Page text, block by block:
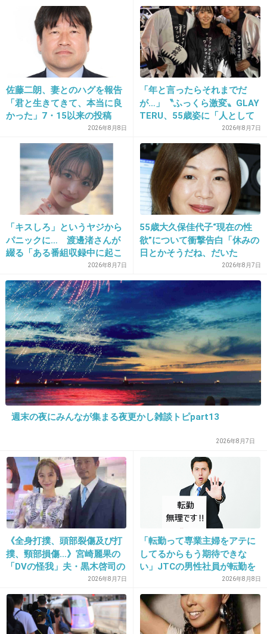
2013/06/20(木) 14:30:32
((((；ﾟДﾟ))))ｶﾞｸｶﾞｸ
これ、載せちゃいけないやつだ(怖)
+89 -9
11. 匿名2013/06/20(木) 14:30:44
脚も折り曲げてるから乙武さんみたいに見える(^_^;)
+16
12. 匿名2013/06/20(木) 14:31:12
アカン
+31 -5
13. 匿名2013/06/20(木) 14:31:12
うのさんファッションリーダーだからこのくらい朝飯前なんじゃないの？
-42
14. 匿名2013/06/20(木) 14:31:29
やっぱり年だわ
2013/06/20(木) 14:31:30
たまたま、こうゆう写真になったんでしょ
+220 -10
佐藤二朗、妻とのハグを報告
「君と生きてきて、本当に良
かった」7・15以来の投稿
「文〇砲より遥かに威力は弱
いが…」
2026年8月8日
「年と言ったらそれまでだ
が…」〝ふっくら激変〟GLAY
TERU、55歳姿に「人として
好きすぎる」「TERUさんに
は見えない」「分からなかっ
た」
2026年8月7日
「キスしろ」というヤジから
パニックに… 渡邊渚さんが
綴る「ある番組収録中に起こ
ったフラッシュバック」2026年8月7日
55歳大久保佳代子“現在の性
欲”について衝撃告白「休みの
日とかそうだね、だいた
2026年8月7日
週末の夜にみんなが集まる夜更かし雑談トピpart13
2026年8月7日
《全身打撲、頭部裂傷及び打
撲、頸部損傷…》宮崎麗果の
「DVの怪我」夫・黒木啓司の
逮捕で始まる「夫婦の闘争」
2026年8月7日
「転勤って専業主婦をアテに
してるからもう期待できな
い」JTCの男性社員が転勤を
命じられるも「妻は3倍稼い
でるので、それなら辞める」
と言ったら、転勤がなくなっ
た
2026年8月8日